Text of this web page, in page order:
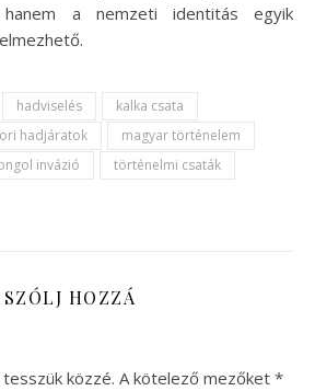
hanem a nemzeti identitás egyik
hadviselés
kalka csata
hadjáratok
magyar történelem
invázió
történelmi csaták
SZÓLJ HOZZÁ
közzé. A kötelező mezőket *